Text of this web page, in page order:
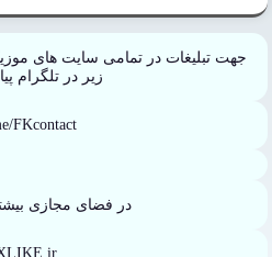
جهت تبلیغات در تمامی سایت های
زیر در تلگرام
FKcontact
در فضای مجازی